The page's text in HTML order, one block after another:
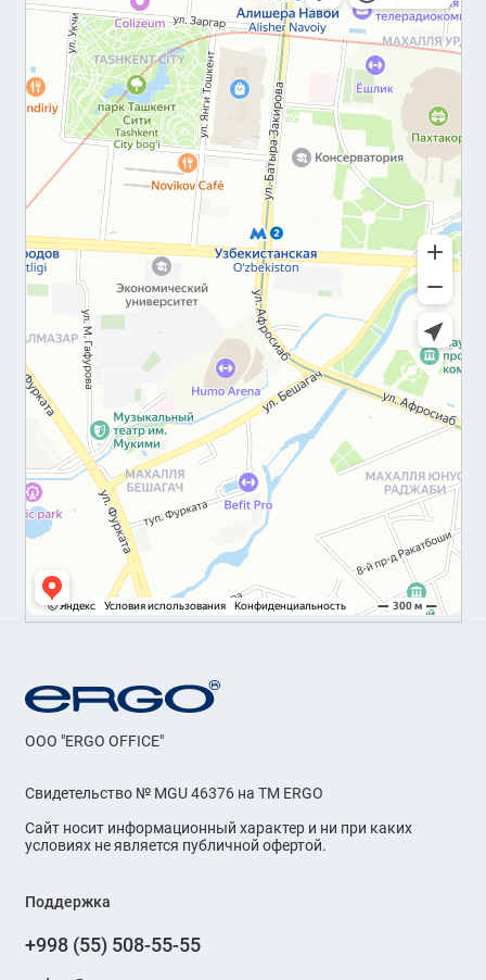
OOO "ERGO OFFICE"
Свидетельство № MGU 46376 на ТМ ERGO
Сайт носит информационный характер и ни при каких
условиях не является публичной офертой.
Поддержка
+998 (55) 508-55-55